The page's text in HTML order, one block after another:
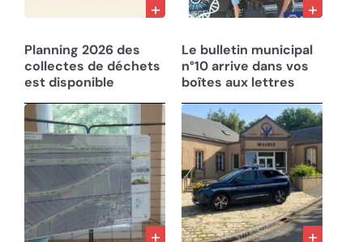
Planning 2026 des
collectes de déchets
est disponible
Le bulletin municipal
n°10 arrive dans vos
boîtes aux lettres